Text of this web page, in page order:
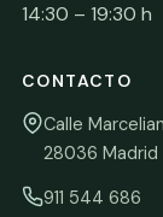
14:30 – 19:30 h
CONTACTO
Calle
28036 Madrid
911 544 686